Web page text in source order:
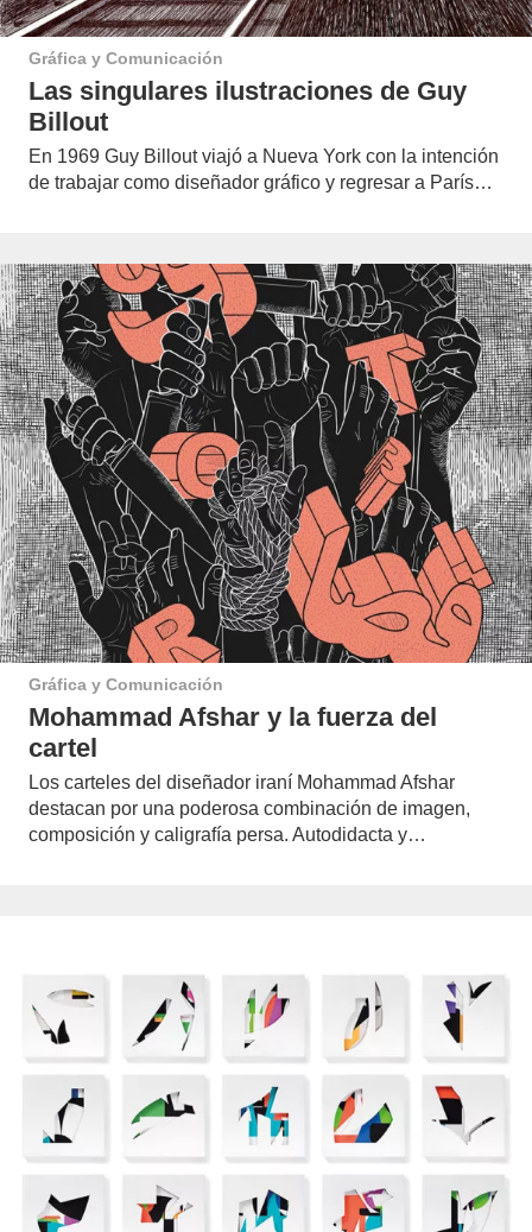
Gráfica y Comunicación
Las singulares ilustraciones de Guy
Billout
En 1969 Guy Billout viajó a Nueva York con la intención
de trabajar como diseñador gráfico y regresar a París…
Gráfica y Comunicación
Mohammad Afshar y la fuerza del
cartel
Los carteles del diseñador iraní Mohammad Afshar
destacan por una poderosa combinación de imagen,
composición y caligrafía persa. Autodidacta y…